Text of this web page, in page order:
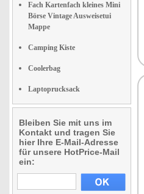
Fach Kartenfach kleines Mini
Börse Vintage Ausweisetui
Mappe
Camping Kiste
Coolerbag
Laptoprucksack
Bleiben Sie mit uns im
Kontakt und tragen Sie
hier Ihre E-Mail-Adresse
für unsere HotPrice-Mail
ein: